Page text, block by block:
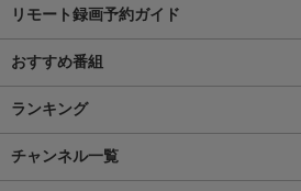
リモート録画予約ガイド
おすすめ番組
ランキング
チャンネル一覧